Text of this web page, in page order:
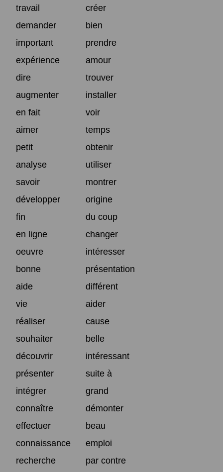
travail
créer
demander
bien
important
prendre
expérience
amour
dire
trouver
augmenter
installer
en fait
voir
aimer
temps
petit
obtenir
analyse
utiliser
savoir
montrer
développer
origine
fin
du coup
en ligne
changer
oeuvre
intéresser
bonne
présentation
aide
différent
vie
aider
réaliser
cause
souhaiter
belle
découvrir
intéressant
présenter
suite à
intégrer
grand
connaître
démonter
effectuer
beau
connaissance
emploi
recherche
par contre